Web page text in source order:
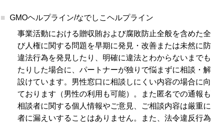
GMOヘルプライン/なでしこヘルプライン
事業活動における贈収賄および腐敗防止全般を含めた
び人権に関する問題を早期に発見・改善または未然に
違法行為を発見したり、明確に違法とわからないまで
たりした場合に、パートナーが独りで悩まずに相談・
設けています。男性窓口に相談しにくい内容の場合に
ております（男性の利用も可能）。また匿名での通報も
相談者に関する個人情報やご意見、ご相談内容は厳重
者に漏えいすることはありません。また、法令違反行